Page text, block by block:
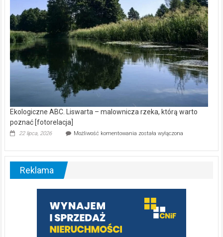
Ekologiczne ABC. Liswarta – malownicza rzeka, którą warto
poznać [fotorelacja]
22 lipca, 2026 Możliwość komentowania Ekologiczne
–
warto
poznać
[fotorelacja]
została wyłączona
Reklama